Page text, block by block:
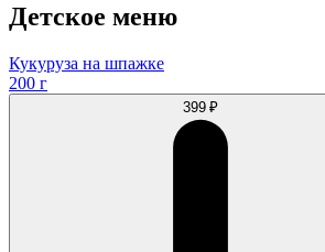
Детское меню
Кукуруза на шпажке
200 г
399 ₽